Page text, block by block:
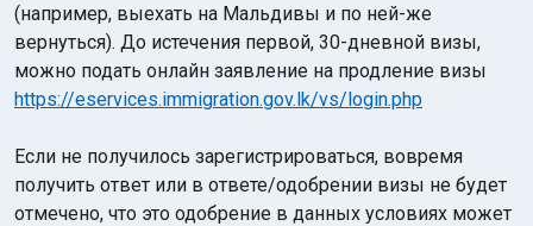
(например, выехать на Мальдивы и по ней-же
вернуться). До истечения первой, 30-дневной визы,
можно подать онлайн заявление на продление визы
https://eservices.immigration.gov.lk/vs/login.php
Если не получилось зарегистрироваться, вовремя
получить ответ или в ответе/одобрении визы не будет
отмечено, что это одобрение в данных условиях может